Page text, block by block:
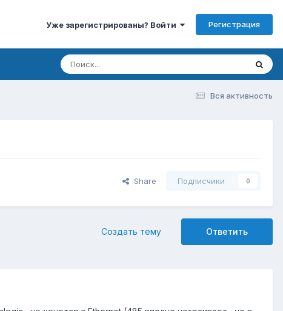
Уже зарегистрированы? Войти Регистрация
Вся активность
Share Подписчики 0
Ответить
Создать тему